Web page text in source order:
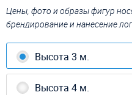
Цены, фото и образы фигур
брендирование и нанесение
Высота 3 м.
Высота 4 м.